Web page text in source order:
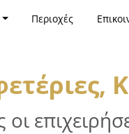
Περιοχές
οι